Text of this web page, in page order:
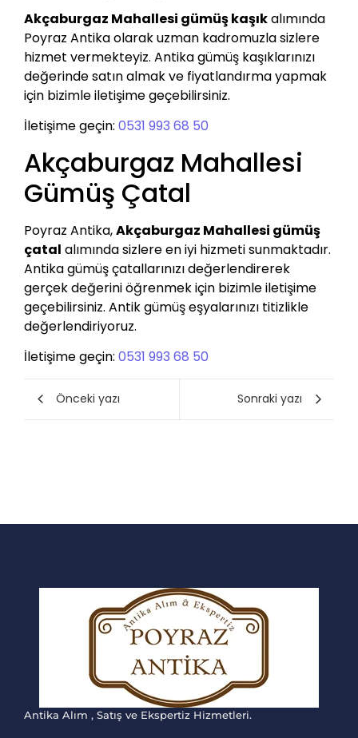
Akçaburgaz Mahallesi gümüş kaşıkalımında
Poyraz Antika olarak uzman kadromuzla sizlere
hizmet vermekteyiz. Antika gümüş kaşıklarınızı
değerinde satın almak ve fiyatlandırma yapmak
için bizimle iletişime geçebilirsiniz.
İletişime geçin: 0531 993 68 50
Akçaburgaz Mahallesi
Gümüş Çatal
Poyraz Antika,Akçaburgaz Mahallesi gümüş
çatal alımında sizlere en iyi hizmeti sunmaktadır.
Antika gümüş çatallarınızı değerlendirerek
gerçek değerini öğrenmek için bizimle iletişime
geçebilirsiniz. Antik gümüş eşyalarınızı titizlikle
değerlendiriyoruz.
İletişime geçin: 0531 993 68 50
Önceki yazı Sonraki yazı
Antika Alım , Satış ve Ekspertiz Hizmetleri.